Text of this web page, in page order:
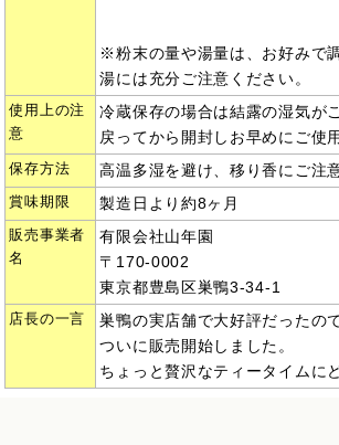
※粉末の量や湯量は、お好みで
湯には充分ご注意ください。
使用上の注
意
冷蔵保存の場合は結露の湿気が
戻ってから開封しお早めにご使
保存方法 高温多湿を避け、移り香にご注
賞味期限 製造日より約8ヶ月
販売事業者
名
有限会社山年園
〒170-0002
東京都豊島区巣鴨3-34-1
店長の一言
巣鴨の実店舗で大好評だったの
ついに販売開始しました。
ちょっと贅沢なティータイムに